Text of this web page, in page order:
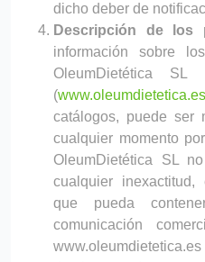
dicho deber de
Descripción de los
información sobre
OleumDietética
(www.oleumdietetica.es
catálogos, puede ser
cualquier momento
OleumDietética SL
cualquier
que pueda
comunicación